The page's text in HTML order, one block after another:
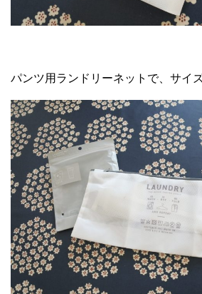
パンツ用ランドリーネットで、サイ